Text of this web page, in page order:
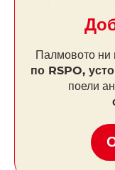
Палмовото ни
по RSPO,
поели